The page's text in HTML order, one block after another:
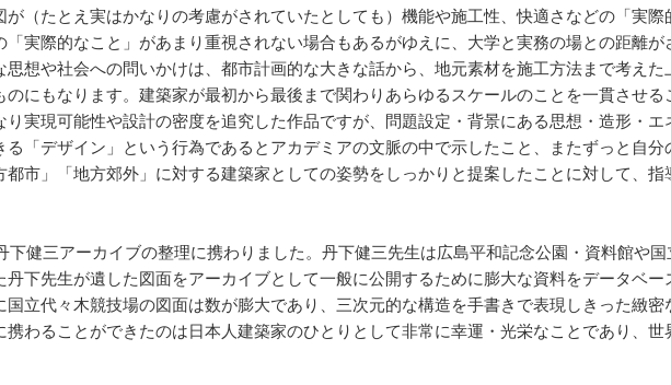
（たとえ実はかなりの考慮がされていたとしても）機能や施工性、快適さなどの「実
実際的なこと」があまり重視されない場合もあるがゆえに、大学と実務の場との距離
想や社会への問いかけは、都市計画的な大きな話から、地元素材を施工方法まで考え
にもなります。建築家が最初から最後まで関わりあらゆるスケールのことを一貫させ
実現可能性や設計の密度を追究した作品ですが、問題設定・背景にある思想・造形・
「デザイン」という行為であるとアカデミアの文脈の中で示したこと、またずっと自
市」「地方郊外」に対する建築家としての姿勢をしっかりと提案したことに対して、
健三アーカイブの整理に携わりました。丹下健三先生は広島平和記念公園・資料館や
下先生が遺した図面をアーカイブとして一般に公開するために膨大な資料をデータベ
立代々木競技場の図面は数が膨大であり、三次元的な構造を手書きで表現しきった緻
わることができたのは日本人建築家のひとりとして非常に幸運・光栄なことであり、世